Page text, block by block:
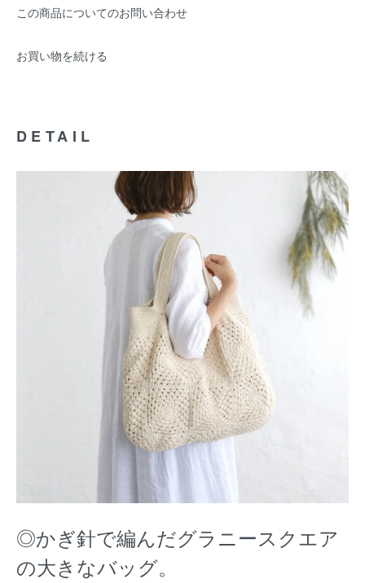
この商品についてのお問い合わせ
お買い物を続ける
DETAIL
◎かぎ針で編んだグラニースクエア
の大きなバッグ。